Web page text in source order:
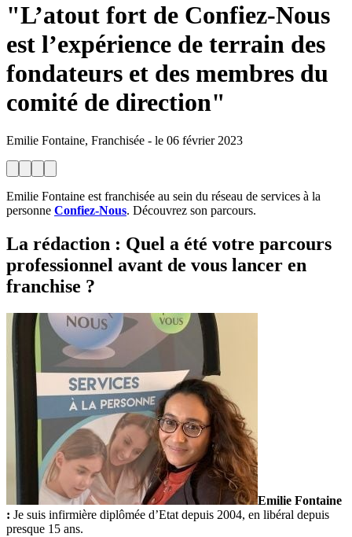
"L’atout fort de Confiez-Nous
est l’expérience de terrain des
fondateurs et des membres du
comité de direction"
Emilie Fontaine, Franchisée - le 06 février 2023
Emilie Fontaine est franchisée au sein du réseau de services à la
personne Confiez-Nous. Découvrez son parcours.
La rédaction : Quel a été votre parcours
professionnel avant de vous lancer en
franchise ?
Emilie Fontaine
: Je suis infirmière diplômée d’Etat depuis 2004, en libéral depuis
presque 15 ans.